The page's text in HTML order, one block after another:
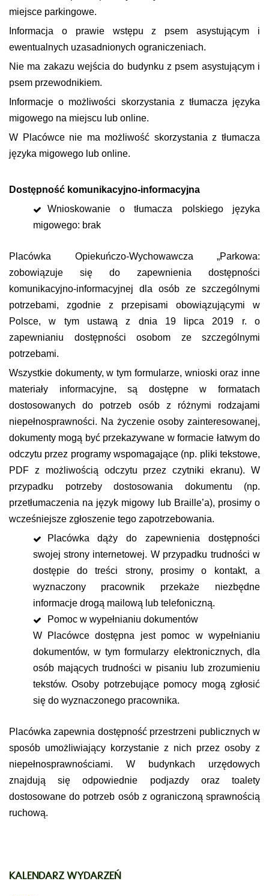
miejsce parkingowe.
Informacja o prawie wstępu z psem asystującym i
ewentualnych uzasadnionych ograniczeniach.
Nie ma zakazu wejścia do budynku z psem asystującym i
psem przewodnikiem.
Informacje o możliwości skorzystania z tłumacza języka
migowego na miejscu lub online.
W Placówce nie ma możliwość skorzystania z tłumacza
języka migowego lub online.
Dostępność komunikacyjno-informacyjna
Wnioskowanie o tłumacza polskiego języka
migowego: brak
Placówka Opiekuńczo-Wychowawcza „Parkowa:
zobowiązuje się do zapewnienia dostępności
komunikacyjno-informacyjnej dla osób ze szczególnymi
potrzebami, zgodnie z przepisami obowiązującymi w
Polsce, w tym ustawą z dnia 19 lipca 2019 r. o
zapewnianiu dostępności osobom ze szczególnymi
potrzebami.
Wszystkie dokumenty, w tym formularze, wnioski oraz inne
materiały informacyjne, są dostępne w formatach
dostosowanych do potrzeb osób z różnymi rodzajami
niepełnosprawności. Na życzenie osoby zainteresowanej,
dokumenty mogą być przekazywane w formacie łatwym do
odczytu przez programy wspomagające (np. pliki tekstowe,
PDF z możliwością odczytu przez czytniki ekranu). W
przypadku potrzeby dostosowania dokumentu (np.
przetłumaczenia na język migowy lub Braille’a), prosimy o
wcześniejsze zgłoszenie tego zapotrzebowania.
Placówka dąży do zapewnienia dostępności
swojej strony internetowej. W przypadku trudności w
dostępie do treści strony, prosimy o kontakt, a
wyznaczony pracownik przekaże niezbędne
informacje drogą mailową lub telefoniczną.
Pomoc w wypełnianiu dokumentów
W Placówce dostępna jest pomoc w wypełnianiu
dokumentów, w tym formularzy elektronicznych, dla
osób mających trudności w pisaniu lub zrozumieniu
tekstów. Osoby potrzebujące pomocy mogą zgłosić
się do wyznaczonego pracownika.
Placówka zapewnia dostępność przestrzeni publicznych w
sposób umożliwiający korzystanie z nich przez osoby z
niepełnosprawnościami. W budynkach urzędowych
znajdują się odpowiednie podjazdy oraz toalety
dostosowane do potrzeb osób z ograniczoną sprawnością
ruchową.
KALENDARZ WYDARZEŃ